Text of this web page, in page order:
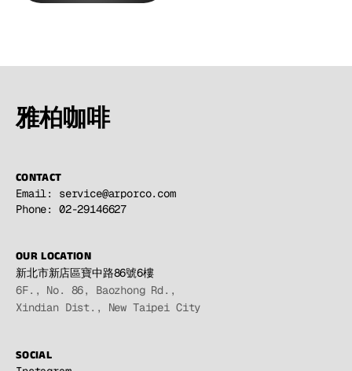
雅柏咖啡
CONTACT
Email: service@arporco.com
Phone: 02-29146627
OUR LOCATION
新北市新店區寶中路86號6樓
6F., No. 86, Baozhong Rd.,
Xindian Dist., New Taipei City
SOCIAL